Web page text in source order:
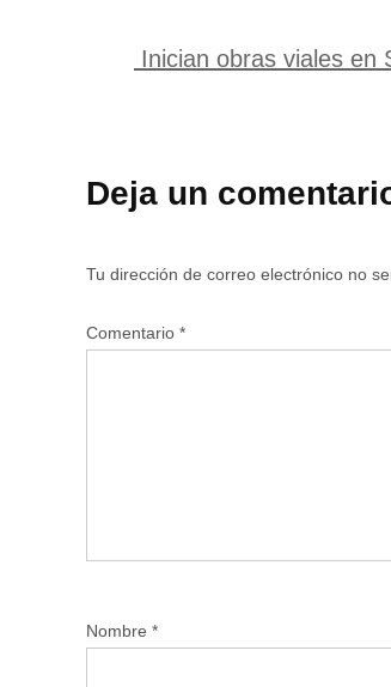
Inician obras viales en
Deja un
Tu dirección de correo electrónico no
Comentario *
Nombre *